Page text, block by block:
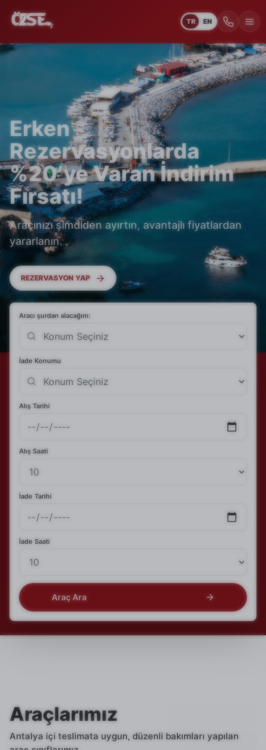
TR EN
Aracı şurdan alacağım:
İade Konumu
Alış Tarihi
Alış Saati
İade Tarihi
İade Saati
Araç Ara
Erken
Rezervasyonlarda
%20’ye Varan İndirim
Fırsatı!
Aracınızı şimdiden ayırtın, avantajlı fiyatlardan
yararlanın.
REZERVASYON YAP
Araçlarımız
Antalya içi teslimata uygun, düzenli bakımları yapılan